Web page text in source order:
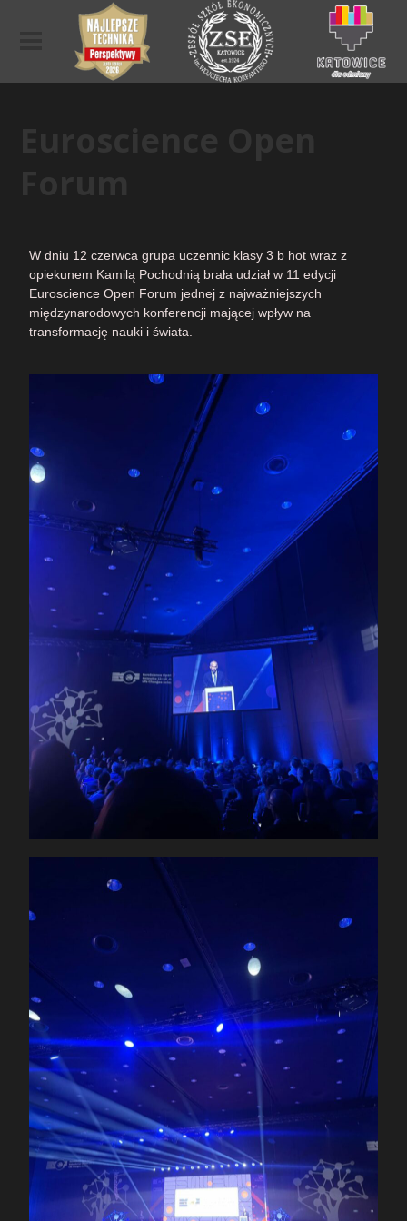
W dniu 12 czerwca grupa uczennic klasy 3 b hot wraz z
opiekunem Kamilą Pochodnią brała udział w 11 edycji
Euroscience Open Forum jednej z najważniejszych
międzynarodowych konferencji mającej wpływ na
transformację nauki i świata.